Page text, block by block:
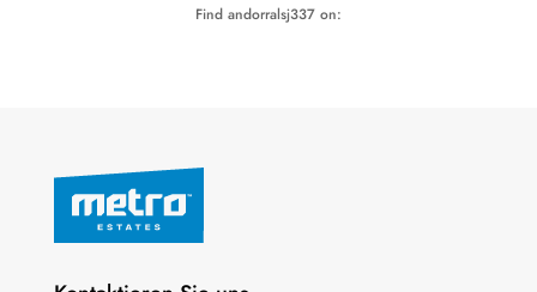
Find andorralsj337 on: